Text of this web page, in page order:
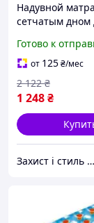
Надувной
сетчатым дном
винил зелёный
Готово к
от 125₴/мес
1 248₴
2 122 ₴
Захист і стиль — в одному магазині